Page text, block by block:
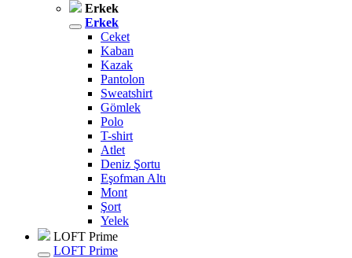
Erkek
Erkek
Ceket
Kaban
Kazak
Pantolon
Sweatshirt
Gömlek
Polo
T-shirt
Atlet
Deniz Şortu
Eşofman Altı
Mont
Şort
Yelek
LOFT Prime
LOFT Prime